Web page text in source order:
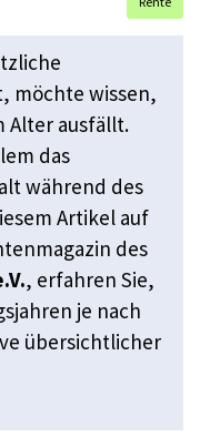
möchte wissen,
Alter ausfällt.
das
während des
Artikel auf
des
, erfahren Sie,
je nach
übersichtlicher